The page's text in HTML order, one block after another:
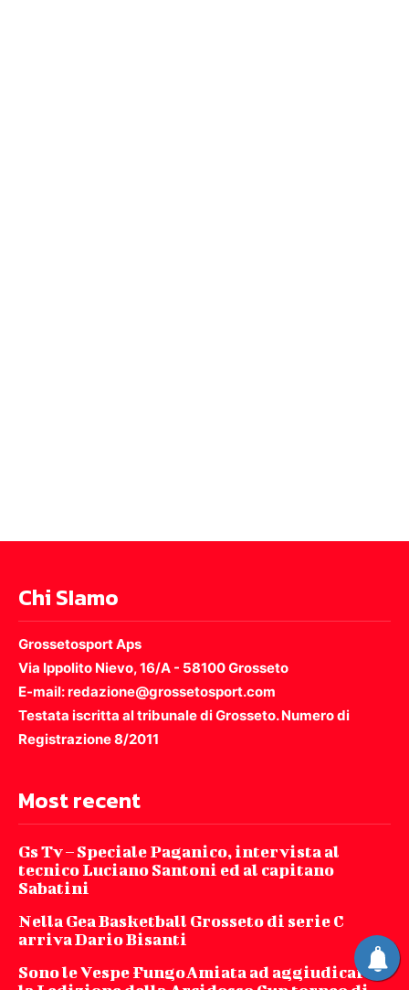
Chi SIamo
Grossetosport Aps
Via Ippolito Nievo, 16/A - 58100 Grosseto
E-mail: redazione@grossetosport.com
Testata iscritta al tribunale di Grosseto. Numero di
Registrazione 8/2011
Most recent
Gs Tv – Speciale Paganico, intervista al
tecnico Luciano Santoni ed al capitano
Sabatini
Nella Gea Basketball Grosseto di serie C
arriva Dario Bisanti
Sono le Vespe FungoAmiata ad aggiudicarsi